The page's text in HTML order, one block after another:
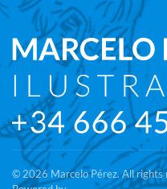
©2026 Marcelo Pérez. All rights